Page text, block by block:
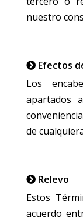
nuestro
Efectos
Los
apartados
de
Relevo
Estos
acuerdo